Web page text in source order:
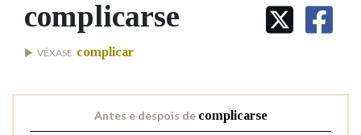
IDENTIDADE CORPORATIVA
MARCIAL DEL ADALID
FIGURAS HOMENAXEADAS
PRIMAVERA DAS LETRAS
PORTAL DAS PALABRAS
Facebook
TwitterYoutubeInstagram
Bluesky
BUSCAR NOS LEMAS
Comeza por
complicarse
VÉXASE complicar
Antes e despois de complicarse